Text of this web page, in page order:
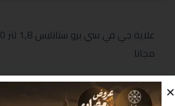
مجانا